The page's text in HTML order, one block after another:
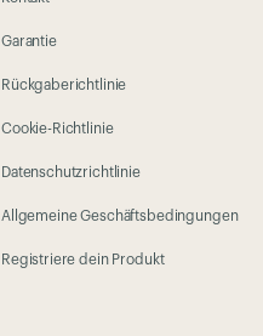
Garantie
Rückgaberichtlinie
Cookie-Richtlinie
Datenschutzrichtlinie
Allgemeine Geschäftsbedingungen
Registriere dein Produkt